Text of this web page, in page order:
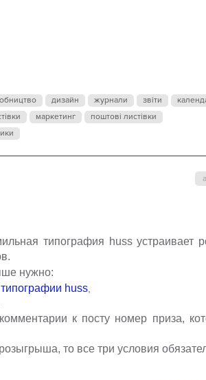
дизайн журнали звіти
маркетинг
поштові листівки
типография hussустраивает
нужно:
huss
к посту номер приза,
то все три условия